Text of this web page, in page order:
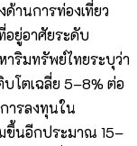
านการท่องเที่ยว
อยู่อาศัยระดับ
าริมทรัพย์ไทยระบุว่า
โตเฉลี่ย 5–8% ต่อ
ารลงทุนใน
ขึ้นอีกประมาณ 15–